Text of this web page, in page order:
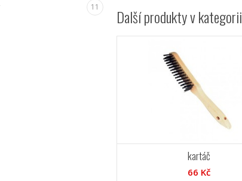
11 Další produkty v kategorii
kartáč
66 Kč